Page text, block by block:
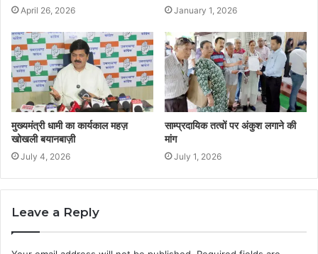
April 26, 2026 January 1, 2026
मुख्यमंत्री धामी का कार्यकाल महज़
खोखली बयानबाज़ी
July 4, 2026
साम्प्रदायिक तत्वों पर अंकुश लगाने की
मांग
July 1, 2026
Leave a Reply